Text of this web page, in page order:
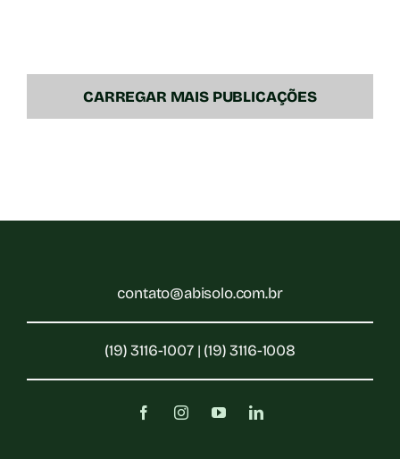
CARREGAR MAIS PUBLICAÇÕES
contato@abisolo.com.br
(19) 3116-1007 | (19) 3116-1008